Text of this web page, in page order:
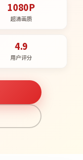
1080P
超清画质
4.9
用户评分